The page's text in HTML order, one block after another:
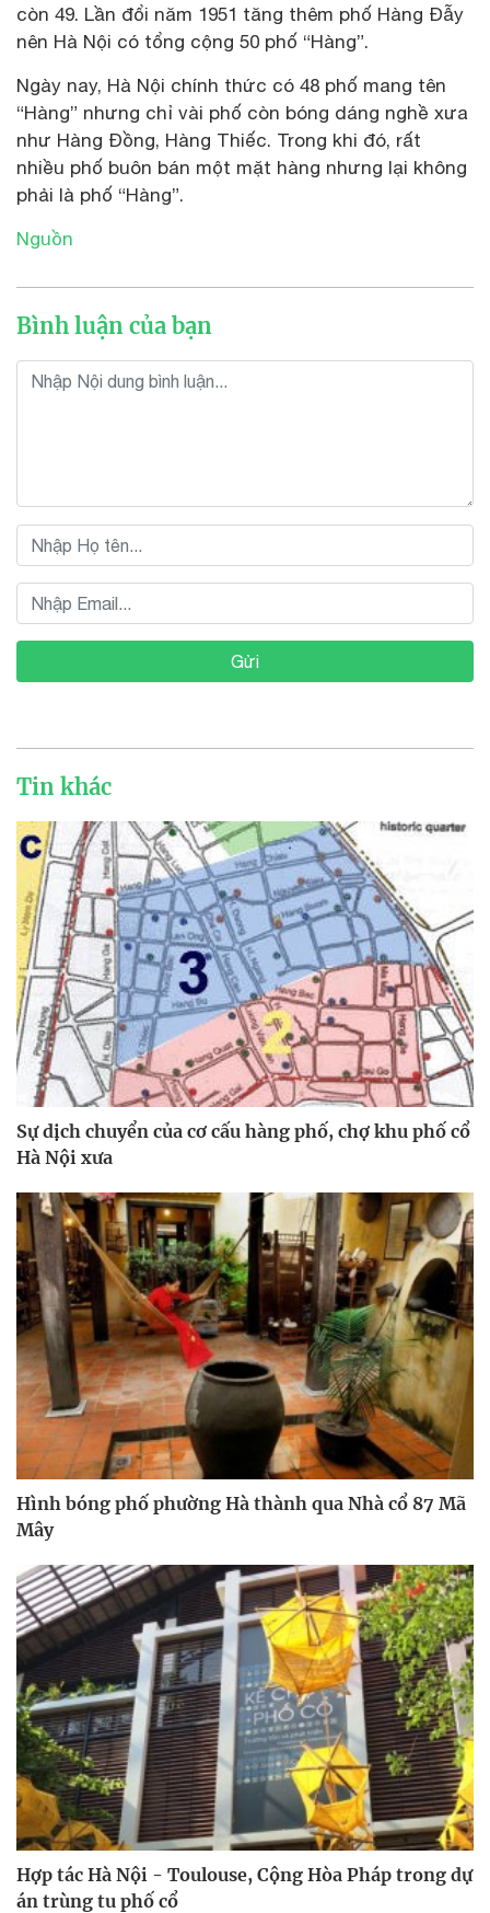
còn 49. Lần đổi năm 1951 tăng thêm phố Hàng Đẫy
nên Hà Nội có tổng cộng 50 phố “Hàng”.
Ngày nay, Hà Nội chính thức có 48 phố mang tên
“Hàng” nhưng chỉ vài phố còn bóng dáng nghề xưa
như Hàng Đồng, Hàng Thiếc. Trong khi đó, rất
nhiều phố buôn bán một mặt hàng nhưng lại không
phải là phố “Hàng”.
Nguồn
Bình luận của bạn
Gửi
Tin khác
Sự dịch chuyển của cơ cấu hàng phố, chợ khu phố cổ
Hà Nội xưa
Hình bóng phố phường Hà thành qua Nhà cổ 87 Mã
Mây
Hợp tác Hà Nội - Toulouse, Cộng Hòa Pháp trong dự
án trùng tu phố cổ